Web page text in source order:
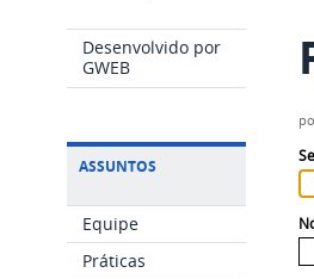
Desenvolvido por
GWEB
ASSUNTOS
Equipe
Práticas